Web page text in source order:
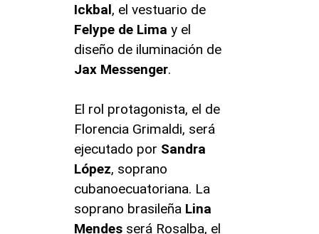
Ickbal, el vestuario de
Felype de Lima y el
diseño de iluminación de
Jax Messenger.
El rol protagonista, el de
Florencia Grimaldi, será
ejecutado por Sandra
López, soprano
cubanoecuatoriana. La
soprano brasileña Lina
Mendes será Rosalba, el